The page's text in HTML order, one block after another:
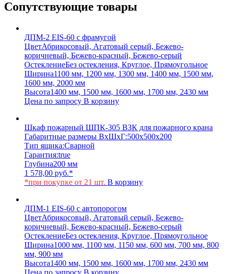
Сопутствующие товары
ДПМ-2 EIS-60 с фрамугой
ЦветАбрикосовый, Агатовый серый, Бежево-
коричневый, Бежево-красный, Бежево-серый
ОстеклениеБез остекления, Круглое, Прямоугольное
Ширина1100 мм, 1200 мм, 1300 мм, 1400 мм, 1500 мм,
1600 мм, 2000 мм
Высота1400 мм, 1500 мм, 1600 мм, 1700 мм, 2430 мм
Цена по запросу В корзину
Шкаф пожарный ШПК-305 ВЗК для пожарного крана
Габаритные размеры ВхШхГ:500х500х200
Тип ящика:Сварной
Гарантия:true
Глубина200 мм
1 578,00 руб.*
*при покупке от 21 шт. В корзину
ДПМ-1 EIS-60 с автопорогом
ЦветАбрикосовый, Агатовый серый, Бежево-
коричневый, Бежево-красный, Бежево-серый
ОстеклениеБез остекления, Круглое, Прямоугольное
Ширина1000 мм, 1100 мм, 1150 мм, 600 мм, 700 мм, 800
мм, 900 мм
Высота1400 мм, 1500 мм, 1600 мм, 1700 мм, 2430 мм